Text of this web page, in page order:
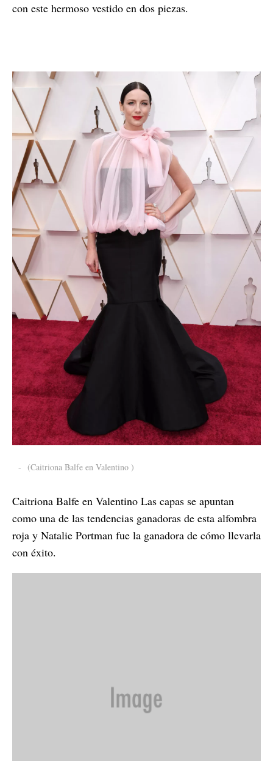
con este hermoso vestido en dos piezas.
- (Caitriona Balfe en Valentino )
Caitriona Balfe en Valentino Las capas se apuntan
como una de las tendencias ganadoras de esta alfombra
roja y Natalie Portman fue la ganadora de cómo llevarla
con éxito.